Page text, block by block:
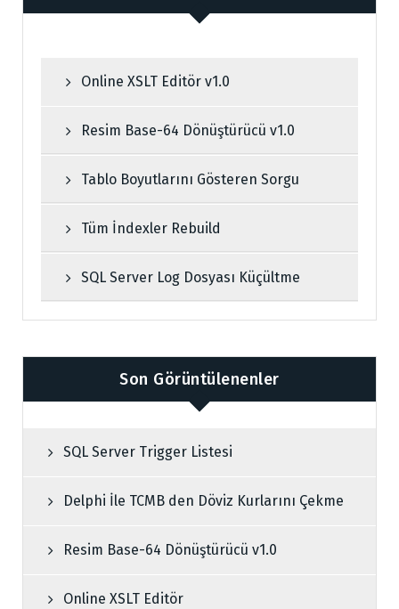
Online XSLT Editör v1.0
Resim Base-64 Dönüştürücü v1.0
Tablo Boyutlarını Gösteren Sorgu
Tüm İndexler Rebuild
SQL Server Log Dosyası Küçültme
Son Görüntülenenler
SQL Server Trigger Listesi
Delphi İle TCMB den Döviz Kurlarını Çekme
Resim Base-64 Dönüştürücü v1.0
Online XSLT Editör